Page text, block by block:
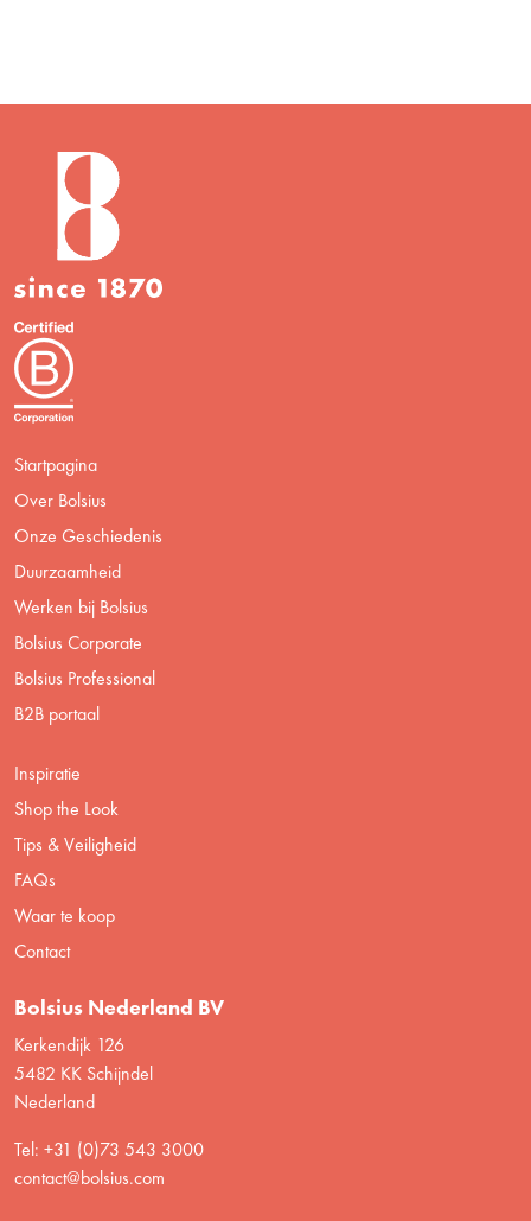
Startpagina
Over Bolsius
Onze Geschiedenis
Duurzaamheid
Werken bij Bolsius
Bolsius Corporate
Bolsius Professional
B2B portaal
Inspiratie
Shop the Look
Tips & Veiligheid
FAQs
Waar te koop
Contact
Bolsius Nederland BV
Kerkendijk 126
5482 KK Schijndel
Nederland
Tel: +31 (0)73 543 3000
contact@bolsius.com